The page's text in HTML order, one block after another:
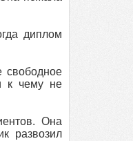
диплом
свободное
к чему не
Она
развозил